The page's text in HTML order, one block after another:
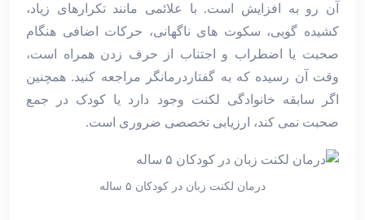
آن رو به افزایش است. با علائمی مانند تکرارهای زیاد،
کشیده ‌گویی، سکوت ‌های ناگهانی، حرکات اضافی هنگام
صحبت یا اضطراب و اجتناب از حرف زدن همراه است،
وقت آن رسیده که به گفتاردرمانگر مراجعه کنید. همچنین
اگر سابقه خانوادگی لکنت وجود دارد یا کودک در جمع
صحبت نمی‌ کند، ارزیابی تخصصی ضروری است.
درمان لکنت زبان در کودکان ۵ ساله